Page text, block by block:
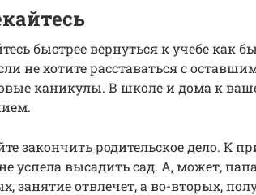
быстрее вернуться к учебе как
не хотите расставаться с
каникулы. В школе и дома к
закончить родительское дело. К
успела высадить сад. А, может,
занятие отвлечет, а во-вторых,